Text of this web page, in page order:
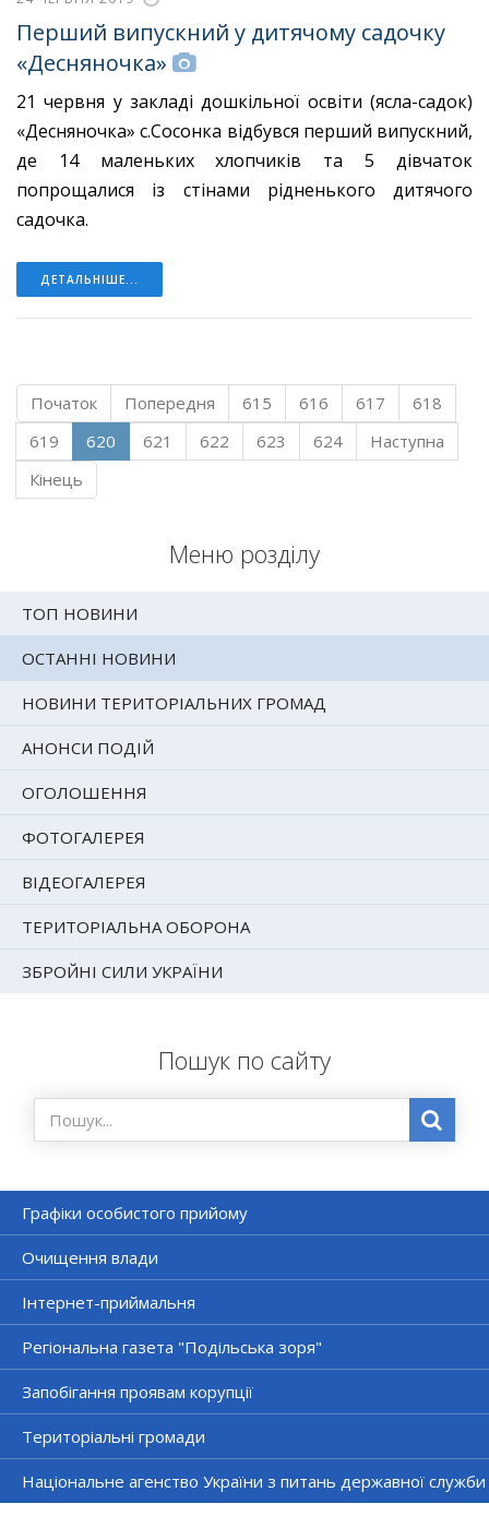
Меню розділу
ТОП НОВИНИ
ОСТАННІ НОВИНИ
НОВИНИ ТЕРИТОРІАЛЬНИХ ГРОМАД
АНОНСИ ПОДІЙ
ОГОЛОШЕННЯ
ФОТОГАЛЕРЕЯ
ВІДЕОГАЛЕРЕЯ
ТЕРИТОРІАЛЬНА ОБОРОНА
ЗБРОЙНІ СИЛИ УКРАЇНИ
Пошук по сайту
Графіки особистого прийому
Очищення влади
Інтернет-приймальня
Регіональна газета "Подільська зоря"
Запобігання проявам корупції
Територіальні громади
Національне агенство України з питань державної служби
Перший випускний у дитячому садочку
«Десняночка»
21 червня у закладі дошкільної освіти (ясла-садок)
«Десняночка» с.Сосонка відбувся перший випускний,
де 14 маленьких хлопчиків та 5 дівчаток
попрощалися із стінами рідненького дитячого
садочка.
ДЕТАЛЬНІШЕ...
Початок Попередня 615 616 617
618
619
620 621 622 623 624
Наступна
Кінець